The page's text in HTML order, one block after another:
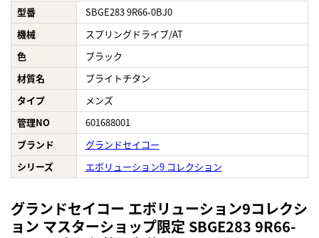
型番
SBGE283 9R66-0BJ0
機械
スプリングドライブ/AT
色
ブラック
材質名
ブライトチタン
タイプ
メンズ
管理NO
601688001
ブランド
グランドセイコー
シリーズ
エボリューション9 コレクション
グランドセイコー エボリューション9コレクシ
ョン マスターショップ限定 SBGE283 9R66-